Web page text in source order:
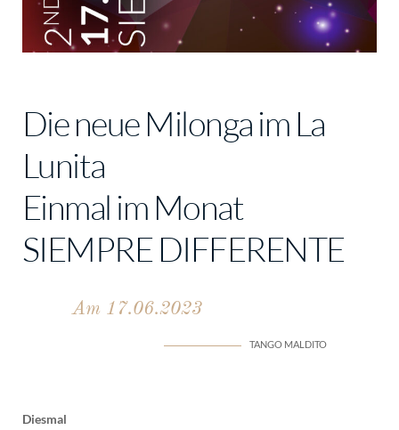
Die neue Milonga im La
Lunita
Einmal im Monat
SIEMPRE DIFFERENTE
Am 17.06.2023
TANGO MALDITO
Diesmal